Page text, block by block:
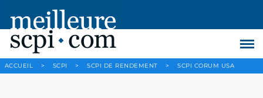
ACCUEIL > SCPI > SCPI DE RENDEMENT > SCPI CORUM USA